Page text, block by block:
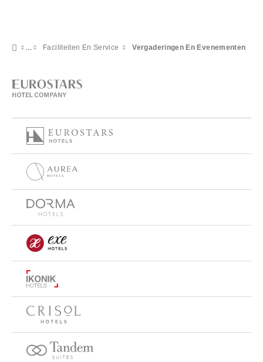
Faciliteiten En Service Vergaderingen En Evenementen